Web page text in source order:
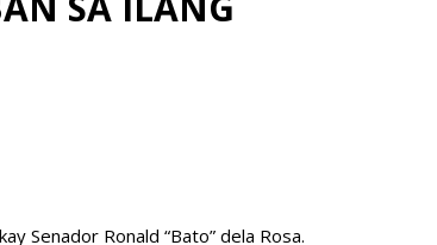
Senador Ronald “Bato” dela Rosa.